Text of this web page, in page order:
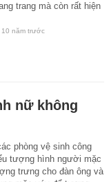
trang mà còn rất hiện
10 năm trước
nữ không
phòng vệ sinh công
tượng hình người mặc
trưng cho đàn ông và